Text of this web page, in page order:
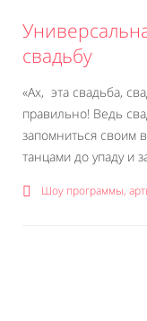
свадьбу
«Ах, эта свадьба,
правильно! Ведь
запомниться своим
танцами до упаду и
Шоу программы,